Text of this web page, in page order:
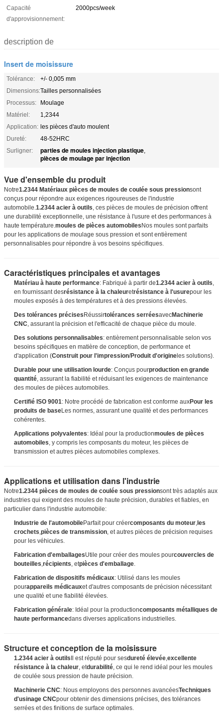
Capacité
d'approvisionnement:
2000pcs/week
description de
Insert de moisissure
Tolérance:
+/- 0,005 mm
Dimensions:Tailles personnalisées
Processus:
Moulage
Matériel:
1,2344
Application: les pièces d'auto moulent
Dureté:
48-52HRC
Surligner:
parties de moules injection plastique,
pièces de moulage par injection
Vue d'ensemble du produit
Notre1.2344 Matériaux pièces de moules de coulée sous pressionsont
conçus pour répondre aux exigences rigoureuses de l'industrie
automobile.1.2344 acier à outils, ces pièces de moules de précision offrent
une durabilité exceptionnelle, une résistance à l'usure et des performances à
haute température.moules de pièces automobilesNos moules sont parfaits
pour les applications de moulage sous pression et sont entièrement
personnalisables pour répondre à vos besoins spécifiques.
Caractéristiques principales et avantages
Matériau à haute performance: Fabriqué à partir de1.2344 acier à outils,
en fournissant desrésistance à la chaleuretrésistance à l'usurepour les
moules exposés à des températures et à des pressions élevées.
Des tolérances précisesRéussirtolérances serréesavecMachinerie
CNC, assurant la précision et l'efficacité de chaque pièce du moule.
Des solutions personnalisables: entièrement personnalisable selon vos
besoins spécifiques en matière de conception, de performance et
d'application (Construit pour l'impression/Produit d'origineles solutions).
Durable pour une utilisation lourde: Conçus pourproduction en grande
quantité, assurant la fiabilité et réduisant les exigences de maintenance
des moules de pièces automobiles.
Certifié ISO 9001: Notre procédé de fabrication est conforme auxPour les
produits de baseLes normes, assurant une qualité et des performances
cohérentes.
Applications polyvalentes: Idéal pour la productionmoules de pièces
automobiles, y compris les composants du moteur, les pièces de
transmission et autres pièces automobiles complexes.
Applications et utilisation dans l'industrie
Notre1.2344 pièces de moules de coulée sous pressionsont très adaptés aux
industries qui exigent des moules de haute précision, durables et fiables, en
particulier dans l'industrie automobile:
Industrie de l'automobileParfait pour créercomposants du moteur,les
crochets,pièces de transmission, et autres pièces de précision requises
pour les véhicules.
Fabrication d'emballagesUtile pour créer des moules pourcouvercles de
bouteilles,récipients, etpièces d'emballage.
Fabrication de dispositifs médicaux: Utilisé dans les moules
pourappareils médicauxet d'autres composants de précision nécessitant
une qualité et une fiabilité élevées.
Fabrication générale: Idéal pour la productioncomposants métalliques de
haute performancedans diverses applications industrielles.
Structure et conception de la moisissure
1.2344 acier à outilsIl est réputé pour sesdureté élevée,excellente
résistance à la chaleur, etdurabilité, ce qui le rend idéal pour les moules
de coulée sous pression de haute précision.
Machinerie CNC: Nous employons des personnes avancéesTechniques
d'usinage CNCpour obtenir des dimensions précises, des tolérances
serrées et des finitions de surface optimales.